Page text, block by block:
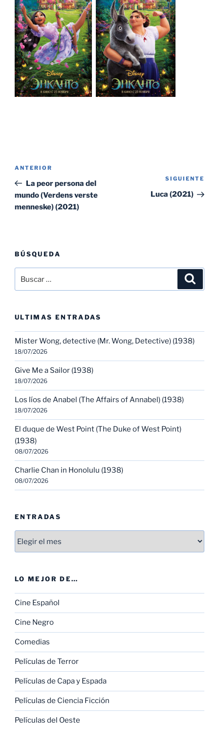
entradas
Entrada
anterior:
ANTERIOR
La peor persona del
mundo (Verdens verste
menneske) (2021)
SIGUIENTE
Luca (2021)
BÚSQUEDA
por:
ULTIMAS ENTRADAS
Mister Wong, detective (Mr. Wong, Detective) (1938)
18/07/2026
Give Me a Sailor (1938)
18/07/2026
Los líos de Anabel (The Affairs of Annabel) (1938)
18/07/2026
El duque de West Point (The Duke of West Point)
(1938)
08/07/2026
Charlie Chan in Honolulu (1938)
08/07/2026
ENTRADAS
LO MEJOR DE…
Cine Español
Cine Negro
Comedias
Películas de Terror
Películas de Capa y Espada
Películas de Ciencia Ficción
Películas del Oeste